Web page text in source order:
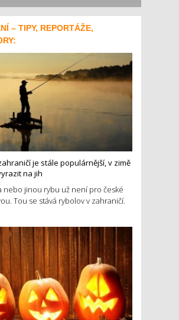
– TIPY, REPORTÁŽE,
je stále populárnější, v zimě
na jih
nebo jinou rybu už není pro české
Tou se stává rybolov v zahraničí.